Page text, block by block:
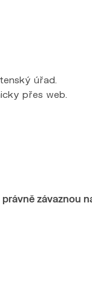
úřad.
přes web.
právně závaznou